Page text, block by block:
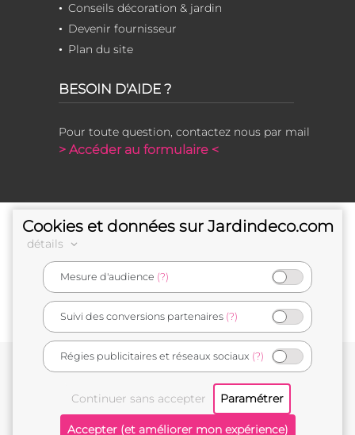
Conseils décoration & jardin
Devenir fournisseur
Plan du site
BESOIN D'AIDE ?
Pour toute question, contactez nous par mail
> Accéder au formulaire <
e-commerçant français
Conditions générales de vente
Cookies et données sur Jardindeco.com
détails
Mesure d'audience (?)
Suivi des conversions partenaires (?)
Régies publicitaires et réseaux sociaux (?)